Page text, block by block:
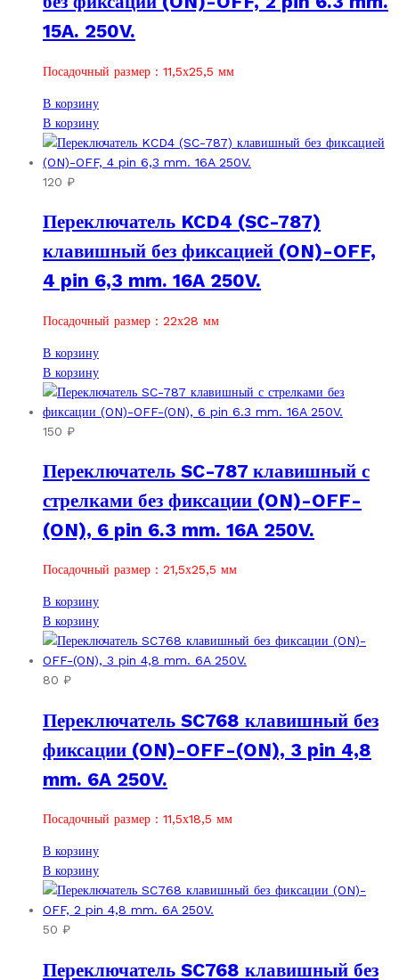
15A. 250V.
Посадочный размер : 11,5х25,5 мм
В корзину
В корзину
120 ₽
Переключатель KCD4 (SC-787)
клавишный без фиксацией (ON)-OFF,
4 pin 6,3 mm. 16A 250V.
Посадочный размер : 22х28 мм
В корзину
В корзину
150 ₽
Переключатель SC-787 клавишный с
стрелками без фиксации (ON)-OFF-
(ON), 6 pin 6.3 mm. 16A 250V.
Посадочный размер : 21,5х25,5 мм
В корзину
В корзину
80 ₽
Переключатель SC768 клавишный без
фиксации (ON)-OFF-(ON), 3 pin 4,8
mm. 6A 250V.
Посадочный размер : 11,5х18,5 мм
В корзину
В корзину
50 ₽
Переключатель SC768 клавишный без